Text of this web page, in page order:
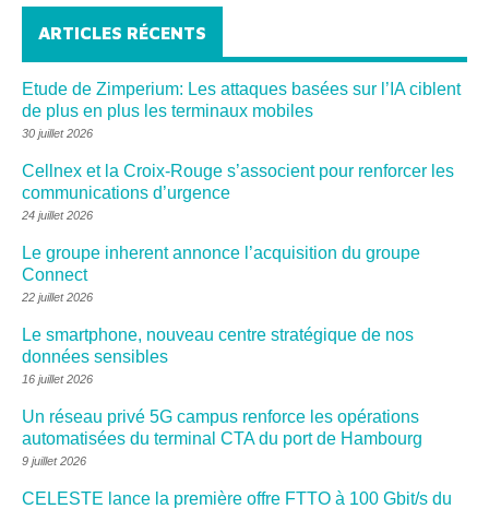
ARTICLES RÉCENTS
Etude de Zimperium: Les attaques basées sur l’IA ciblent
de plus en plus les terminaux mobiles
30 juillet 2026
Cellnex et la Croix-Rouge s’associent pour renforcer les
communications d’urgence
24 juillet 2026
Le groupe inherent annonce l’acquisition du groupe
Connect
22 juillet 2026
Le smartphone, nouveau centre stratégique de nos
données sensibles
16 juillet 2026
Un réseau privé 5G campus renforce les opérations
automatisées du terminal CTA du port de Hambourg
9 juillet 2026
CELESTE lance la première offre FTTO à 100 Gbit/s du